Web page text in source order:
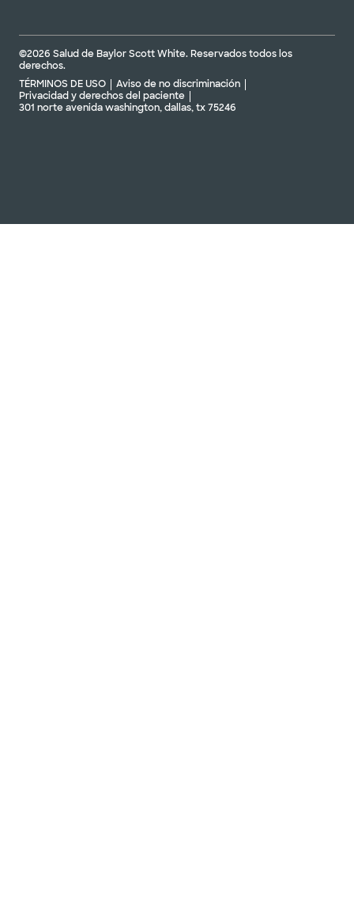
©2026 Salud de Baylor Scott White. Reservados todos los
derechos.
TÉRMINOS DE USO
Aviso de no discriminación
Privacidad y derechos del paciente
301 norte avenida washington, dallas, tx 75246